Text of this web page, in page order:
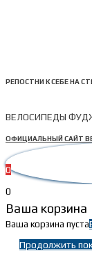
РЕПОСТНИ К СЕБЕ НА
ВЕЛОСИПЕДЫ
ОФИЦИАЛЬНЫЙ САЙТ
0
0
Ваша корзина
Ваша корзина пуста
Продолжить